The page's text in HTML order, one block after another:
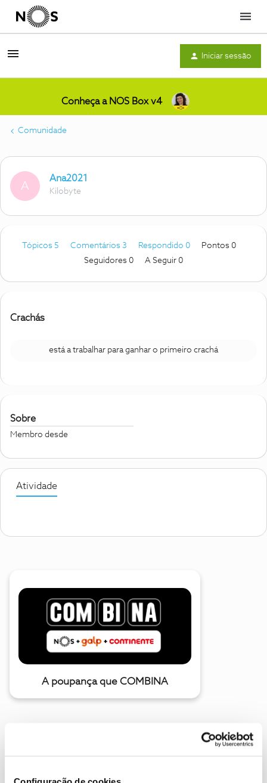
Menu
Iniciar sessão
Conheça a NOS Box v4
Comunidade
A
Ana2021
Kilobyte
Tópicos 5 Comentários 3 Respondido 0
Pontos 0
Seguidores 0 A Seguir 0
Crachás
está a trabalhar para ganhar o primeiro crachá
Sobre
Membro desde
Atividade
A poupança que COMBINA